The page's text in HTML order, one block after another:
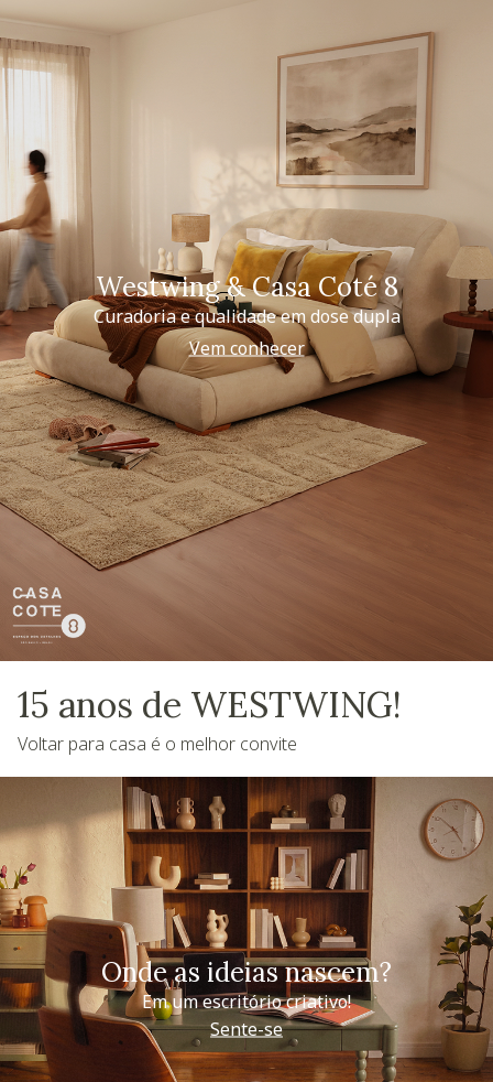
Westwing & Casa Coté 8
Curadoria e qualidade em dose dupla
Vem conhecer
15 anos de WESTWING!
Voltar para casa é o melhor convite
Onde as ideias nascem?
Em um escritório criativo!
Sente-se